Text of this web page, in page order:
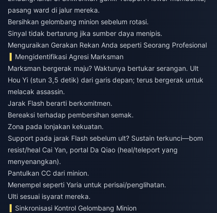
pasang ward di jalur mereka.
Bersihkan gelombang minion sebelum rotasi.
Sinyal tidak bertarung jika sumber daya menipis.
Menguraikan Gerakan Rekan Anda seperti Seorang Profesional
Mengidentifikasi Agresi Marksman
Marksman bergerak maju? Waktunya bertukar serangan. Ult
Hou Yi (stun 3,5 detik) dari garis depan; terus bergerak untuk
melacak assassin.
Jarak Flash berarti berkomitmen.
Bereaksi terhadap pembersihan semak.
Zona pada lonjakan kekuatan.
Support pada jarak Flash sebelum ult? Sustain terkunci—bom
resist/heal Cai Yan, portal Da Qiao (heal/teleport yang
menyenangkan).
Pantulkan CC dari minion.
Menempel seperti Yaria untuk perisai/penglihatan.
Ulti sesuai isyarat mereka.
Sinkronisasi Kontrol Gelombang Minion